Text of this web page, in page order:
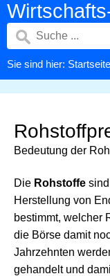
Sie sind hier: Startseite
Bedeutung der
Die Rohstoffe
Herstellung von
bestimmt, welcher
die Börse damit
Jahrzehnten
gehandelt und